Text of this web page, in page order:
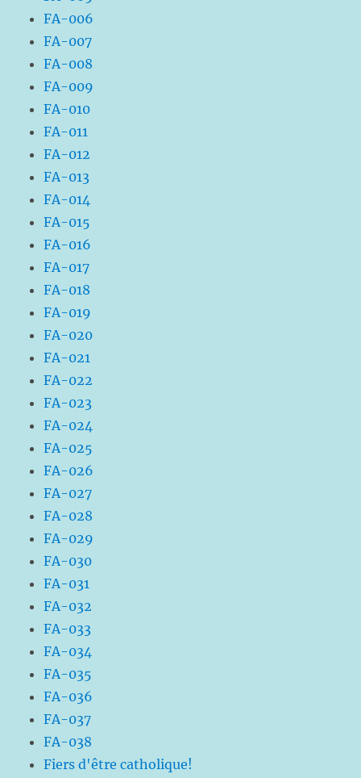
FA-006
FA-007
FA-008
FA-009
FA-010
FA-011
FA-012
FA-013
FA-014
FA-015
FA-016
FA-017
FA-018
FA-019
FA-020
FA-021
FA-022
FA-023
FA-024
FA-025
FA-026
FA-027
FA-028
FA-029
FA-030
FA-031
FA-032
FA-033
FA-034
FA-035
FA-036
FA-037
FA-038
Fiers d'être catholique!